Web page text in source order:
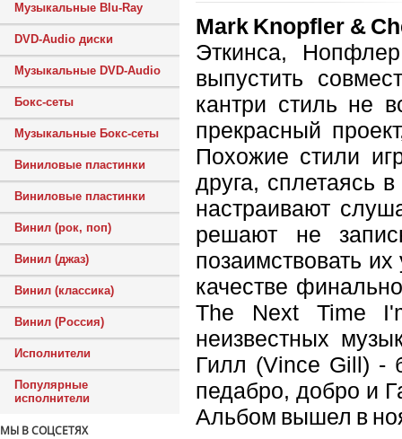
Музыкальные Blu-Ray
DVD-Audio диски
Музыкальные DVD-Audio
Бокс-сеты
Музыкальные Бокс-сеты
Виниловые пластинки
Виниловые пластинки
Винил (рок, поп)
Винил (джаз)
Винил (классика)
Винил (Россия)
Исполнители
Популярные
исполнители
МЫ В СОЦСЕТЯХ
Mark Knopfler &
Эткинса,
выпустить
кантри стиль не
прекрасный
Похожие стили
друга, сплетаясь
настраивают
решают не
позаимствовать
качестве
The Next Time
неизвестных
Гилл (Vince Gill) -
педабро, добро и
Альбом вышел в